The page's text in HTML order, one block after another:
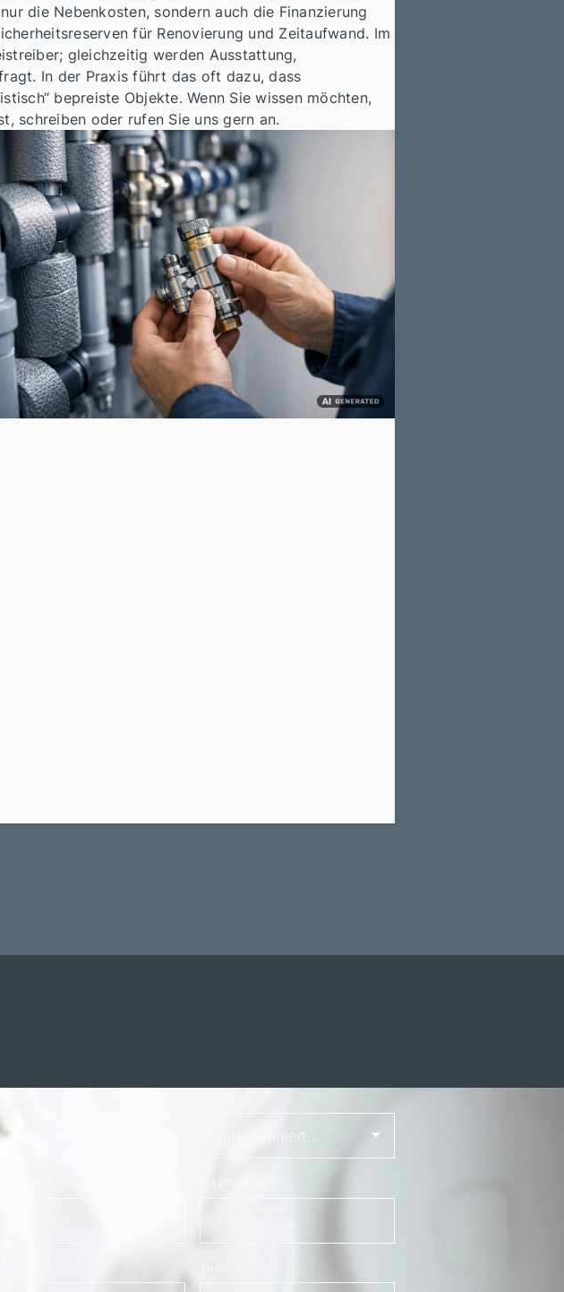
die Nebenkosten, sondern auch die Finanzierung
für Renovierung und Zeitaufwand. Im
gleichzeitig werden Ausstattung,
In der Praxis führt das oft dazu, dass
bepreiste Objekte. Wenn Sie wissen möchten,
schreiben oder rufen Sie uns gern an.
Mail